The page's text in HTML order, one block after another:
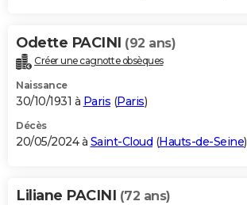
Odette PACINI (92 ans)
Créer une cagnotte obsèques
Naissance
30/10/1931 à Paris (Paris)
Décès
20/05/2024 à Saint-Cloud (Hauts-de-Seine)
Liliane PACINI (72 ans)